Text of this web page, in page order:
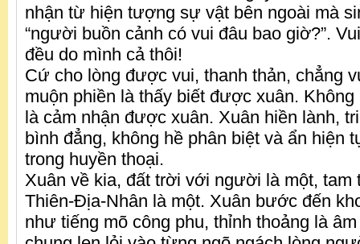
nhận từ hiện tượng sự vật bên ngoài mà
“người buồn cảnh có vui đâu bao giờ?”.
đều do mình cả thôi!
Cứ cho lòng được vui, thanh thản, chẳng
muộn phiền là thấy biết được xuân.
là cảm nhận được xuân. Xuân hiền lành,
bình đẳng, không hề phân biệt và ẩn hiện
trong huyền thoại.
Xuân về kia, đất trời với người là một, tam
Thiên-Địa-Nhân là một. Xuân bước đến
như tiếng mõ công phu, thỉnh thoảng là